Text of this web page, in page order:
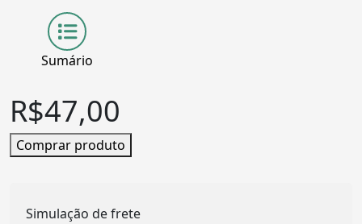
Sumário
R$47,00
Comprar produto
Simulação de frete